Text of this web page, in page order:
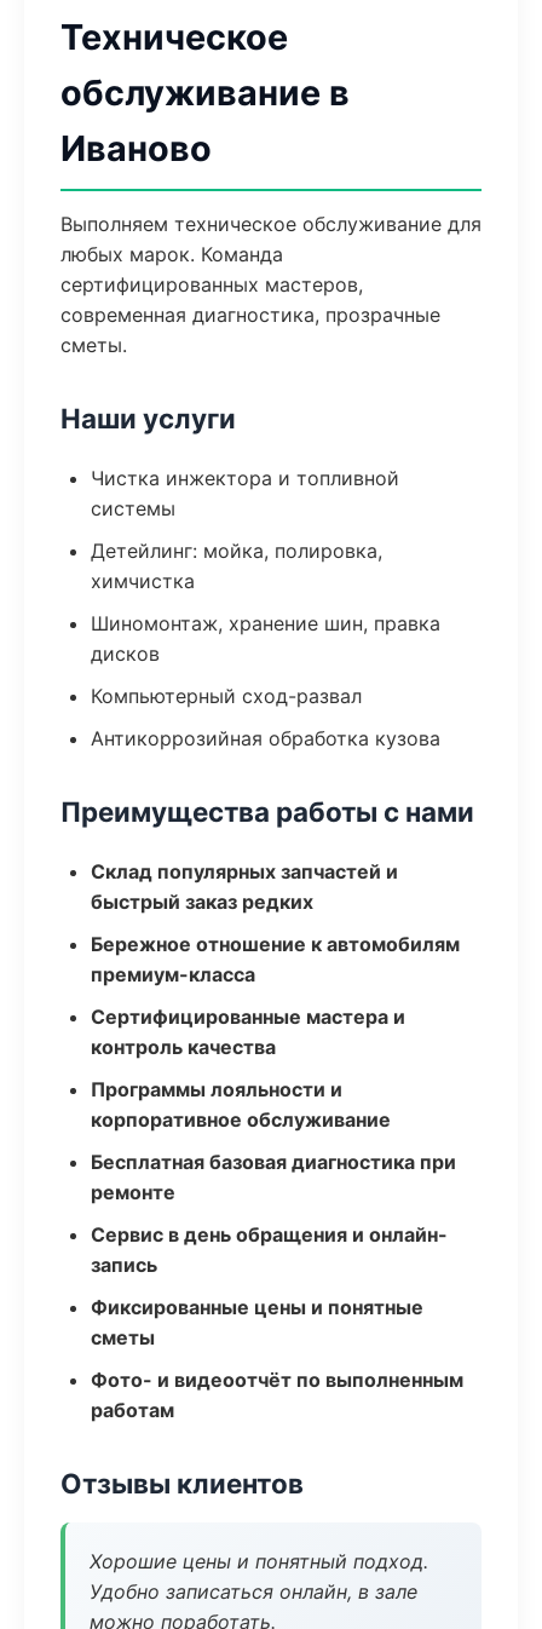
Техническое
обслуживание в
Иваново
Выполняем техническое обслуживание для
любых марок. Команда
сертифицированных мастеров,
современная диагностика, прозрачные
сметы.
Наши услуги
Чистка инжектора и топливной
системы
Детейлинг: мойка, полировка,
химчистка
Шиномонтаж, хранение шин, правка
дисков
Компьютерный сход-развал
Антикоррозийная обработка кузова
Преимущества работы с нами
Склад популярных запчастей и
быстрый заказ редких
Бережное отношение к автомобилям
премиум-класса
Сертифицированные мастера и
контроль качества
Программы лояльности и
корпоративное обслуживание
Бесплатная базовая диагностика при
ремонте
Сервис в день обращения и онлайн-
запись
Фиксированные цены и понятные
сметы
Фото- и видеоотчёт по выполненным
работам
Отзывы клиентов
Хорошие цены и понятный подход.
Удобно записаться онлайн, в зале
можно поработать.